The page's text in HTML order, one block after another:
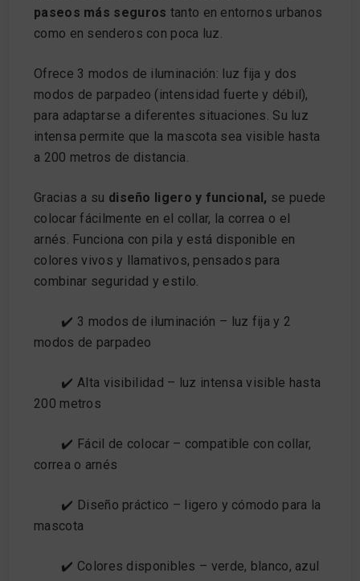
paseos más seguros tanto en entornos urbanos
como en senderos con poca luz.
Ofrece 3 modos de iluminación: luz fija y dos
modos de parpadeo (intensidad fuerte y débil),
para adaptarse a diferentes situaciones. Su luz
intensa permite que la mascota sea visible hasta
a 200 metros de distancia.
Gracias a su diseño ligero y funcional, se puede
colocar fácilmente en el collar, la correa o el
arnés. Funciona con pila y está disponible en
colores vivos y llamativos, pensados para
combinar seguridad y estilo.
✔️ 3 modos de iluminación – luz fija y 2
modos de parpadeo
✔️ Alta visibilidad – luz intensa visible hasta
200 metros
✔️ Fácil de colocar– compatible con collar,
correa o arnés
✔️ Diseño práctico – ligero y cómodo para la
mascota
✔️ Colores disponibles – verde, blanco, azul